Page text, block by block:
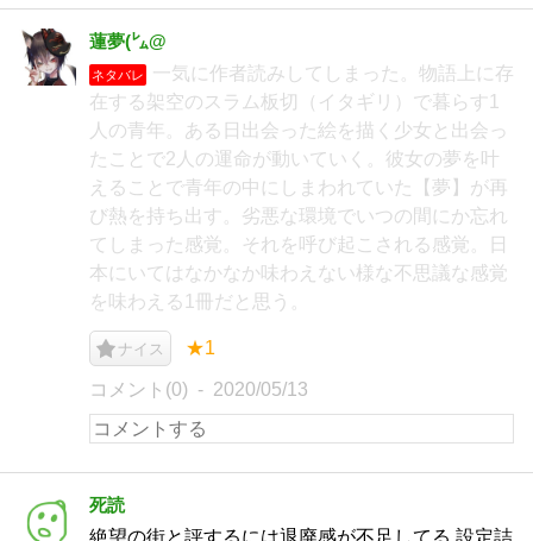
蓮夢(㍕@
ネタバレ
一気に作者読みしてしまった。物語上に存
在する架空のスラム板切（イタギリ）で暮らす1
人の青年。ある日出会った絵を描く少女と出会っ
たことで2人の運命が動いていく。彼女の夢を叶
えることで青年の中にしまわれていた【夢】が再
び熱を持ち出す。劣悪な環境でいつの間にか忘れ
てしまった感覚。それを呼び起こされる感覚。日
本にいてはなかなか味わえない様な不思議な感覚
を味わえる1冊だと思う。
ナイス ★1
コメント(0) 2020/05/13
死読
絶望の街と評するには退廃感が不足してる 設定詰